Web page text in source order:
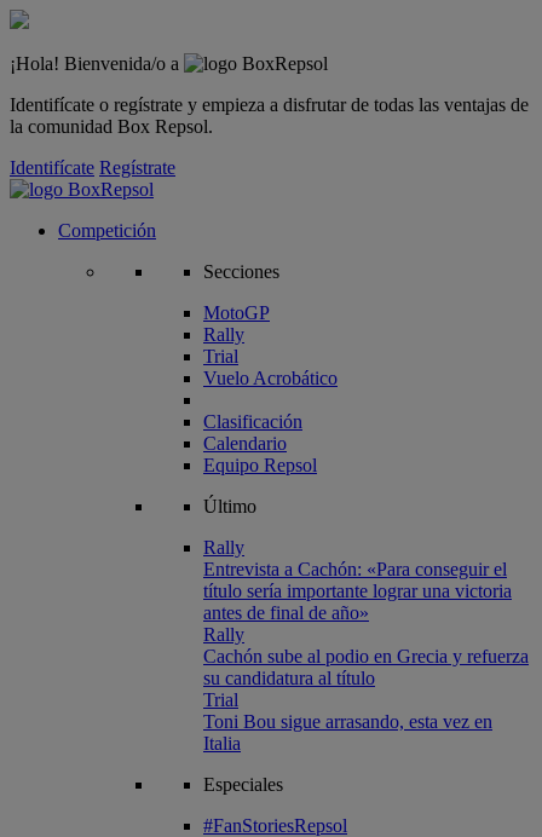
¡Hola! Bienvenida/o a
Identifícate o regístrate y empieza a disfrutar de todas las ventajas de
la comunidad Box Repsol.
Identifícate Regístrate
Competición
Secciones
MotoGP
Rally
Trial
Vuelo Acrobático
Clasificación
Calendario
Equipo Repsol
Último
Rally
Entrevista a Cachón: «Para conseguir el
título sería importante lograr una victoria
antes de final de año»
Rally
Cachón sube al podio en Grecia y refuerza
su candidatura al título
Trial
Toni Bou sigue arrasando, esta vez en
Italia
Especiales
#FanStoriesRepsol